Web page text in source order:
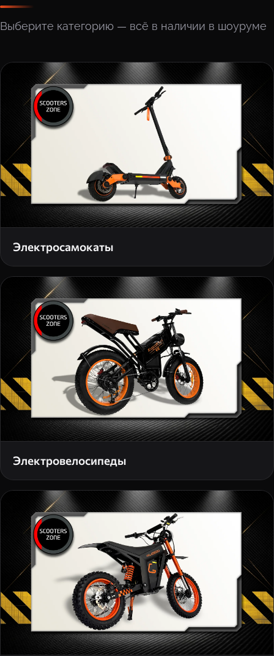
Выберите категорию — всё в наличии в шоуруме
Электросамокаты
Электровелосипеды